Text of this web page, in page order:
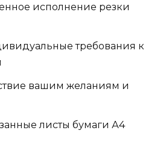
исполнение резки
требования к
вашим желаниям и
листы бумаги А4